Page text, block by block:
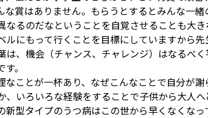
賞はありません。もらうとするとみんな一
るのだなということを自覚させることも大き
にもって行くことを目標にしていますから
、機会（チャンス、チャレンジ）はなるべ
。
ことが一杯あり、なぜこんなことで自分が
いろいろな経験をすることで子供から大人
型タイプのうつ病はこの世から早くなくなっ